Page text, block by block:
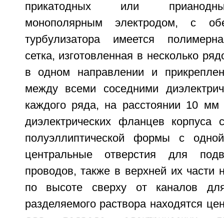
прикатодных или
монополярным электродом, с
турбулизатора имеется
сетка, изготовленная в несколько
в одном направлении и
между всеми соседними
каждого ряда, на расстоянии 10 мм
диэлектрических фланцев
полуэллиптической формы с
центральные отверстия для
проводов, также в верхней их части
по высоте сверху от каналов
разделяемого раствора находятся